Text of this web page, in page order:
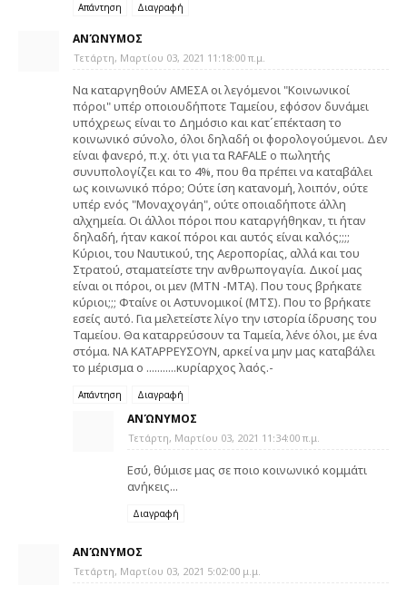
Απάντηση Διαγραφή
ΑΝΏΝΥΜΟΣ
Τετάρτη, Μαρτίου 03, 2021 11:18:00 π.μ.
Να καταργηθούν ΑΜΕΣΑ οι λεγόμενοι "Κοινωνικοί
πόροι" υπέρ οποιουδήποτε Ταμείου, εφόσον δυνάμει
υπόχρεως είναι το Δημόσιο και κατ΄επέκταση το
κοινωνικό σύνολο, όλοι δηλαδή οι φορολογούμενοι. Δεν
είναι φανερό, π.χ. ότι για τα RAFALE ο πωλητής
συνυπολογίζει και το 4%, που θα πρέπει να καταβάλει
ως κοινωνικό πόρο; Ούτε ίση κατανομή, λοιπόν, ούτε
υπέρ ενός "Μοναχογάη", ούτε οποιαδήποτε άλλη
αλχημεία. Οι άλλοι πόροι που καταργήθηκαν, τι ήταν
δηλαδή, ήταν κακοί πόροι και αυτός είναι καλός;;;;
Κύριοι, του Ναυτικού, της Αεροπορίας, αλλά και του
Στρατού, σταματείστε την ανθρωπογαγία. Δικοί μας
είναι οι πόροι, οι μεν (ΜΤΝ -ΜΤΑ). Που τους βρήκατε
κύριοι;;; Φταίνε οι Αστυνομικοί (ΜΤΣ). Που το βρήκατε
εσείς αυτό. Για μελετείστε λίγο την ιστορία ίδρυσης του
Ταμείου. Θα καταρρεύσουν τα Ταμεία, λένε όλοι, με ένα
στόμα. ΝΑ ΚΑΤΑΡΡΕΥΣΟΥΝ, αρκεί να μην μας καταβάλει
το μέρισμα ο ...........κυρίαρχος λαός.-
Απάντηση Διαγραφή
ΑΝΏΝΥΜΟΣ
Τετάρτη, Μαρτίου 03, 2021 11:34:00 π.μ.
Εσύ, θύμισε μας σε ποιο κοινωνικό κομμάτι
ανήκεις...
Διαγραφή
ΑΝΏΝΥΜΟΣ
Τετάρτη, Μαρτίου 03, 2021 5:02:00 μ.μ.